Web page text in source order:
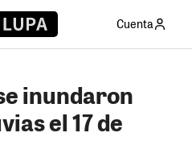
Cuenta
inundaron
el 17 de